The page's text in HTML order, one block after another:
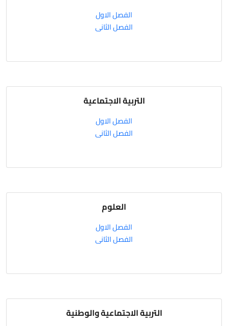
الفصل الاول
الفصل الثانى
التربية الاجتماعية
الفصل الاول
الفصل الثانى
العلوم
الفصل الاول
الفصل الثانى
التربية الاجتماعية والوطنية